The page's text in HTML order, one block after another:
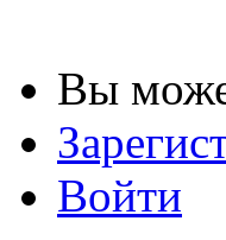
Вы
Войти